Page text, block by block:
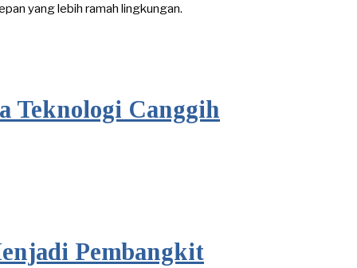
yang lebih ramah lingkungan.
Teknologi Canggih
Pembangkit